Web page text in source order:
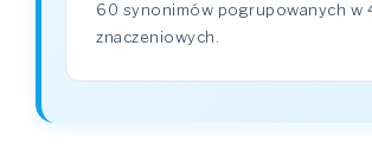
60 synonimów pogrupowanych w
znaczeniowych.